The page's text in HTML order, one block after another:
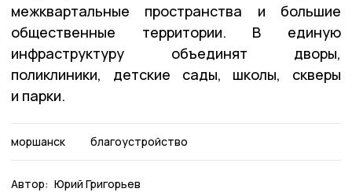
межквартальные пространства и большие
общественные территории. В единую
инфраструктуру объединят дворы,
поликлиники, детские сады, школы, скверы
и парки.
моршанск благоустройство
Автор: Юрий Григорьев